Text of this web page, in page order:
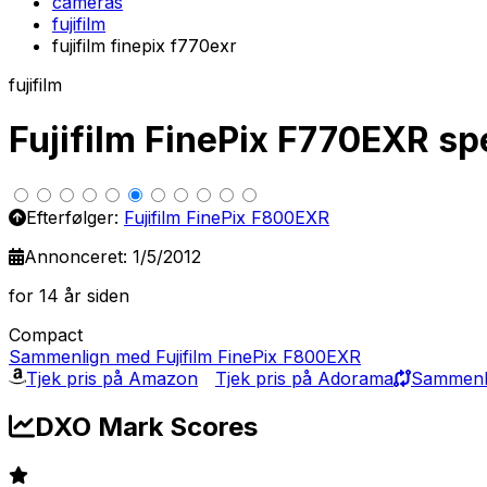
fujifilm
fujifilm finepix f770exr
fujifilm
Fujifilm FinePix F770EXR
Efterfølger: Fujifilm FinePix F800EXR
Annonceret: 1/5/2012
for 14 år siden
Compact
Sammenlign med Fujifilm FinePix F800EXR
Tjek pris på Amazon
Tjek pris på Adorama
DXO Mark Scores